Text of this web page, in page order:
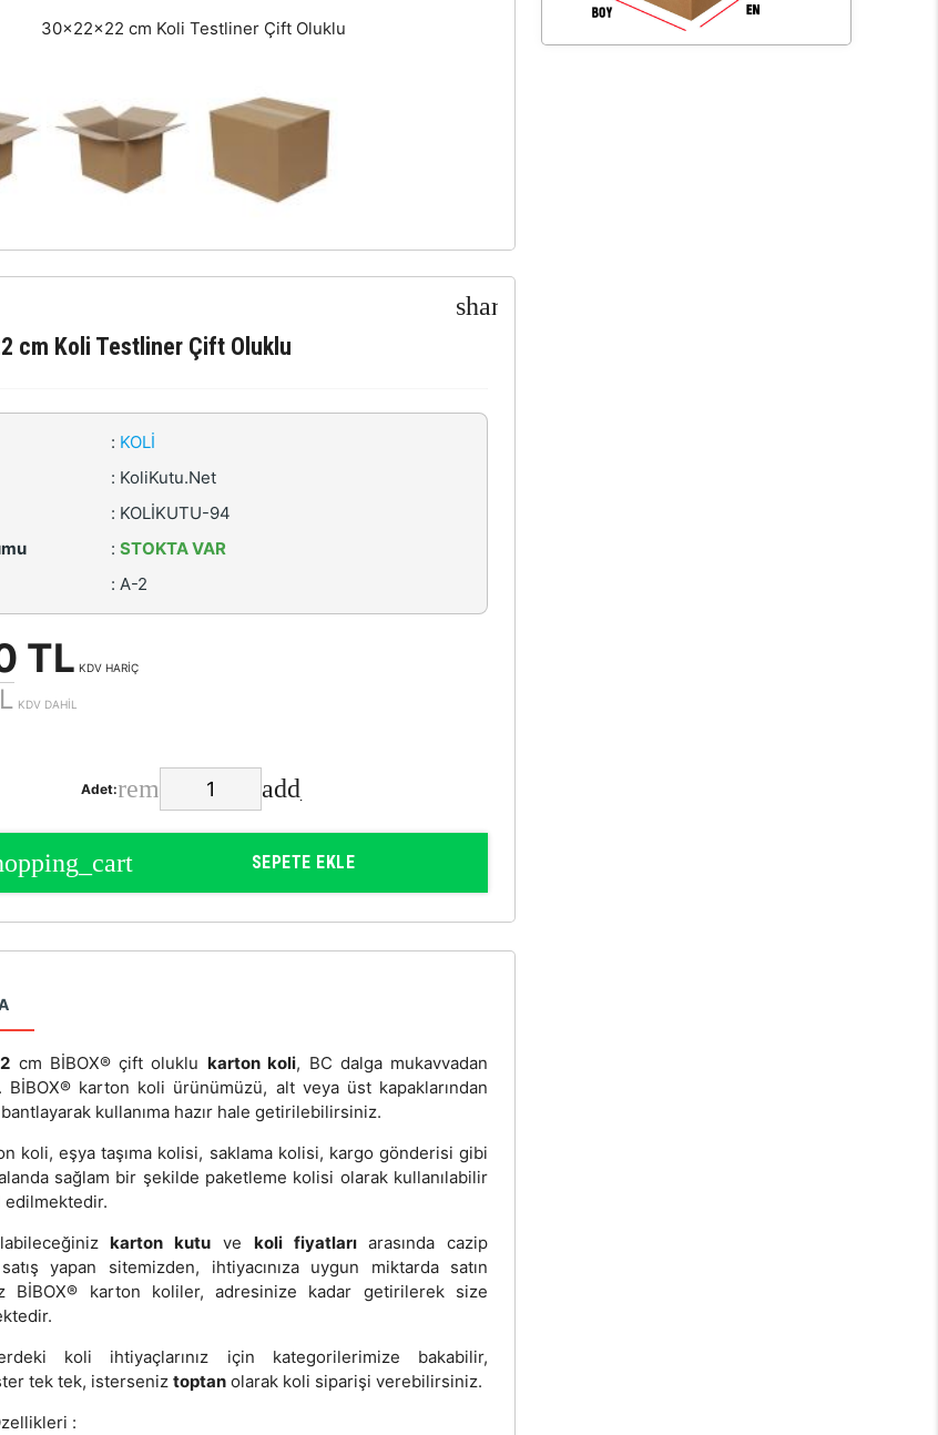
30x22x22 cm Koli Testliner Çift Oluklu
cm Koli Testliner Çift Oluklu
: KOLI
: KoliKutu.Net
: KOLİKUTU-94
: STOKTA VAR
: A-2
TL KDV HARİÇ
KDV DAHİL
Adet:
SEPETE EKLE
cm BİBOX® çift oluklu karton koli, BC dalga mukavvadan
BİBOX® karton koli ürünümüzü, alt veya üst kapaklarından
kullanıma hazır hale getirilebilirsiniz.
koli, eşya taşıma kolisi, saklama kolisi, kargo gönderisi gibi
sağlam bir şekilde paketleme kolisi olarak kullanılabilir
karton kutu ve koli fiyatlarıarasında cazip
yapan sitemizden, ihtiyacınıza uygun miktarda satın
BİBOX® karton koliler, adresinize kadar getirilerek size
koli ihtiyaçlarınız için kategorilerimize bakabilir,
tek tek, isterseniz toptanolarak koli siparişi verebilirsiniz.
: